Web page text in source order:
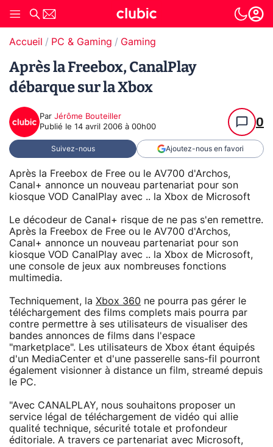
Accueil PC & Gaming Gaming
Après la Freebox, CanalPlay
débarque sur la Xbox
Par Jérôme Bouteiller
Publié le 14 avril 2006 à 00h00 0
Suivez-nous Ajoutez-nous en favori
Après la Freebox de Free ou le AV700 d'Archos,
Canal+ annonce un nouveau partenariat pour son
kiosque VOD CanalPlay avec .. la Xbox de Microsoft
Le décodeur de Canal+ risque de ne pas s'en remettre.
Après la Freebox de Free ou le AV700 d'Archos,
Canal+ annonce un nouveau partenariat pour son
kiosque VOD CanalPlay avec .. la Xbox de Microsoft,
une console de jeux aux nombreuses fonctions
multimedia.
Techniquement, la Xbox 360 ne pourra pas gérer le
téléchargement des films complets mais pourra par
contre permettre à ses utilisateurs de visualiser des
bandes annonces de films dans l'espace
"marketplace". Les utilisateurs de Xbox étant équipés
d'un MediaCenter et d'une passerelle sans-fil pourront
également visionner à distance un film, streamé depuis
le PC.
"Avec CANALPLAY, nous souhaitons proposer un
service légal de téléchargement de vidéo qui allie
qualité technique, sécurité totale et profondeur
éditoriale. A travers ce partenariat avec Microsoft,